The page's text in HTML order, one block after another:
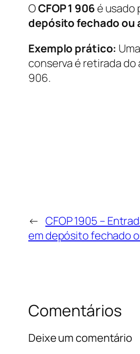
OCFOP 1 906 é usado
depósito fechado ou
Exemplo prático:
conserva é retirada do
906.
← CFOP 1905 –
em depósito fechado
Comentários
Deixe um comentário